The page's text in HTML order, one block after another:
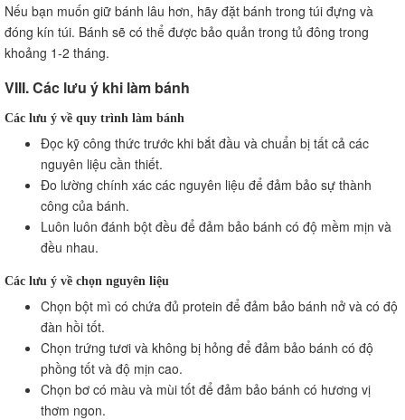
Nếu bạn muốn giữ bánh lâu hơn, hãy đặt bánh trong túi đựng và
đóng kín túi. Bánh sẽ có thể được bảo quản trong tủ đông trong
khoảng 1-2 tháng.
VIII. Các lưu ý khi làm bánh
Các lưu ý về quy trình làm bánh
Đọc kỹ công thức trước khi bắt đầu và chuẩn bị tất cả các
nguyên liệu cần thiết.
Đo lường chính xác các nguyên liệu để đảm bảo sự thành
công của bánh.
Luôn luôn đánh bột đều để đảm bảo bánh có độ mềm mịn và
đều nhau.
Các lưu ý về chọn nguyên liệu
Chọn bột mì có chứa đủ protein để đảm bảo bánh nở và có độ
đàn hồi tốt.
Chọn trứng tươi và không bị hỏng để đảm bảo bánh có độ
phồng tốt và độ mịn cao.
Chọn bơ có màu và mùi tốt để đảm bảo bánh có hương vị
thơm ngon.